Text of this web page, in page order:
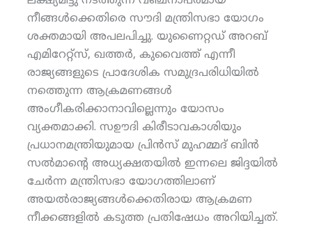
നീങ്ങള്‍ക്കെതിരെ സൗദി മന്ത്രിസഭാ യോഗം
ശക്തമായി അപലപിച്ചു. യുണൈറ്റഡ് അറബ്
എമിറേറ്റ്‌സ്, ഖത്തര്‍, കുവൈത്ത് എന്നീ
രാജ്യങ്ങളുടെ പ്രാദേശിക സമുദ്രപരിധിയില്‍
നത്തെുന്ന ആക്രമണങ്ങള്‍
അംഗീകരിക്കാനാവില്ലെന്നും യോസം
വ്യക്തമാക്കി. സഊദി കിരീടാവകാശിയും
പ്രധാനമന്ത്രിയുമായ പ്രിന്‍സ് മുഹമ്മദ് ബിന്‍
സല്‍മാന്റെ അധ്യക്ഷതയില്‍ ഇന്നലെ ജിദ്ദയില്‍
ചേര്‍ന്ന മന്ത്രിസഭാ യോഗത്തിലാണ്
അയല്‍രാജ്യങ്ങള്‍ക്കെതിരായ ആക്രമണ
നീക്കങ്ങളില്‍ കടുത്ത പ്രതിഷേധം അറിയിച്ചത്.